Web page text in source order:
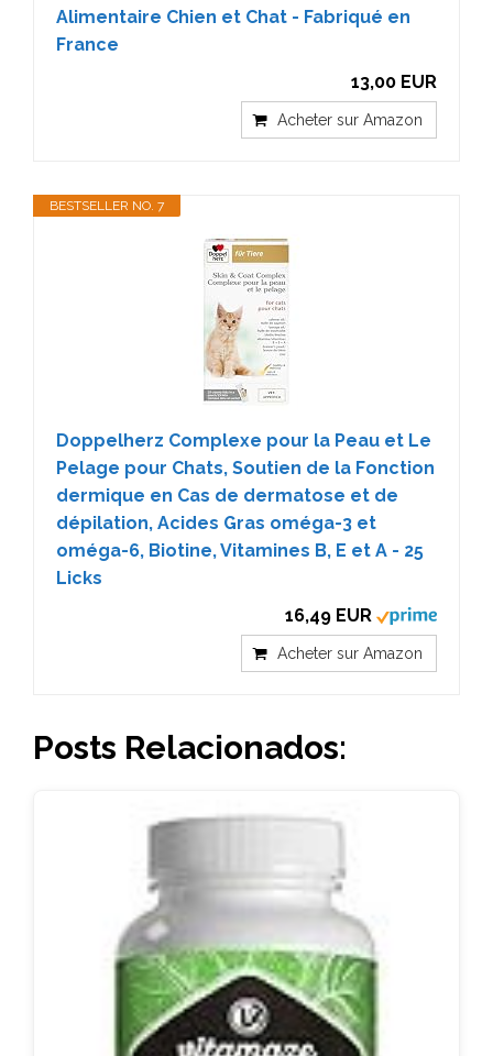
Alimentaire Chien et Chat - Fabriqué en
France
13,00 EUR
Acheter sur Amazon
BESTSELLER NO. 7
Doppelherz Complexe pour la Peau et Le
Pelage pour Chats, Soutien de la Fonction
dermique en Cas de dermatose et de
dépilation, Acides Gras oméga-3 et
oméga-6, Biotine, Vitamines B, E et A - 25
Licks
16,49 EUR
Acheter sur Amazon
Posts Relacionados: